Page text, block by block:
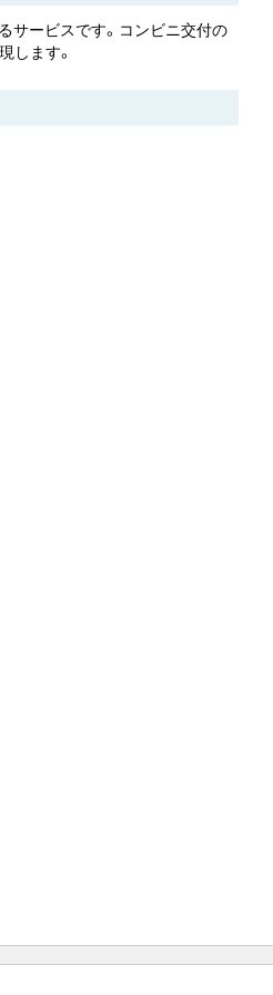
サービスです。コンビニ交付の
します。